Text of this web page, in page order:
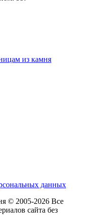
из камня
данных
© 2005-2026 Все
сайта без